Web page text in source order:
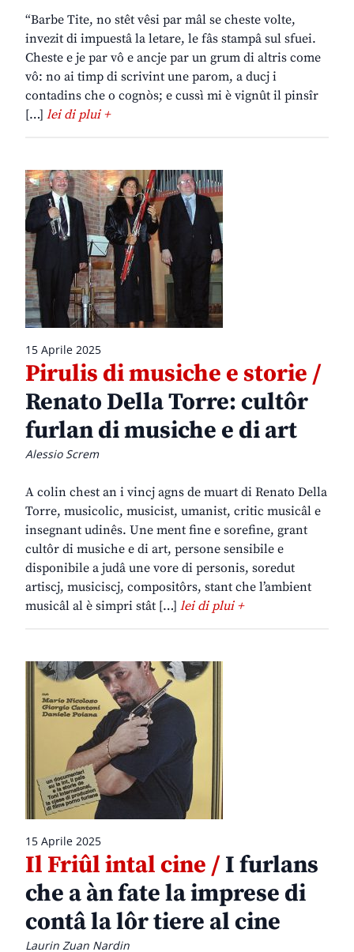
“Barbe Tite, no stêt vêsi par mâl se cheste volte,
invezit di impuestâ la letare, le fâs stampâ sul sfuei.
Cheste e je par vô e ancje par un grum di altris come
vô: no ai timp di scrivint une parom, a ducj i
contadins che o cognòs; e cussì mi è vignût il pinsîr
[…] lei di plui +
15 Aprile 2025
Pirulis di musiche e storie /
Renato Della Torre: cultôr
furlan di musiche e di art
Alessio Screm
A colin chest an i vincj agns de muart di Renato Della
Torre, musicolic, musicist, umanist, critic musicâl e
insegnant udinês. Une ment fine e sorefine, grant
cultôr di musiche e di art, persone sensibile e
disponibile a judâ une vore di personis, soredut
artiscj, musiciscj, compositôrs, stant che l’ambient
musicâl al è simpri stât […] lei di plui +
15 Aprile 2025
Il Friûl intal cine /I furlans
che a àn fate la imprese di
contâ la lôr tiere al cine
Laurin Zuan Nardin